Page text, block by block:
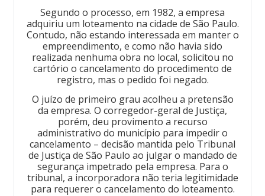
Segundo o processo, em 1982, a empresa
adquiriu um loteamento na cidade de São Paulo.
Contudo, não estando interessada em manter o
empreendimento, e como não havia sido
realizada nenhuma obra no local, solicitou no
cartório o cancelamento do procedimento de
registro, mas o pedido foi negado.
O juízo de primeiro grau acolheu a pretensão
da empresa. O corregedor-geral de Justiça,
porém, deu provimento a recurso
administrativo do município para impedir o
cancelamento – decisão mantida pelo Tribunal
de Justiça de São Paulo ao julgar o mandado de
segurança impetrado pela empresa. Para o
tribunal, a incorporadora não teria legitimidade
para requerer o cancelamento do loteamento.